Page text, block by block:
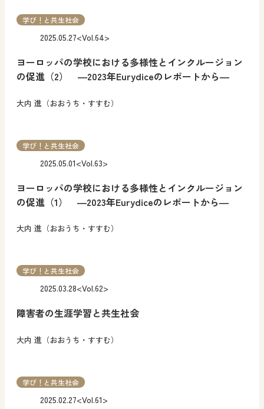
ヨーロッパの学校における多様性とインクルージョン
の促進（2） ―2023年Eurydiceのレポートから―
大内 進（おおうち・すすむ）
2025.05.27<Vol.64>
学び！と共生社会
ヨーロッパの学校における多様性とインクルージョン
の促進（1） ―2023年Eurydiceのレポートから―
大内 進（おおうち・すすむ）
2025.05.01<Vol.63>
学び！と共生社会
障害者の生涯学習と共生社会
大内 進（おおうち・すすむ）
2025.03.28<Vol.62>
学び！と共生社会
2025.02.27<Vol.61>
学び！と共生社会